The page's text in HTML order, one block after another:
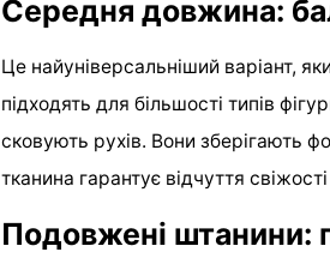
Середня довжина:
Це найуніверсальніший варіант,
підходять для більшості типів
сковують рухів. Вони зберігають
тканина гарантує відчуття
Подовжені штанини: